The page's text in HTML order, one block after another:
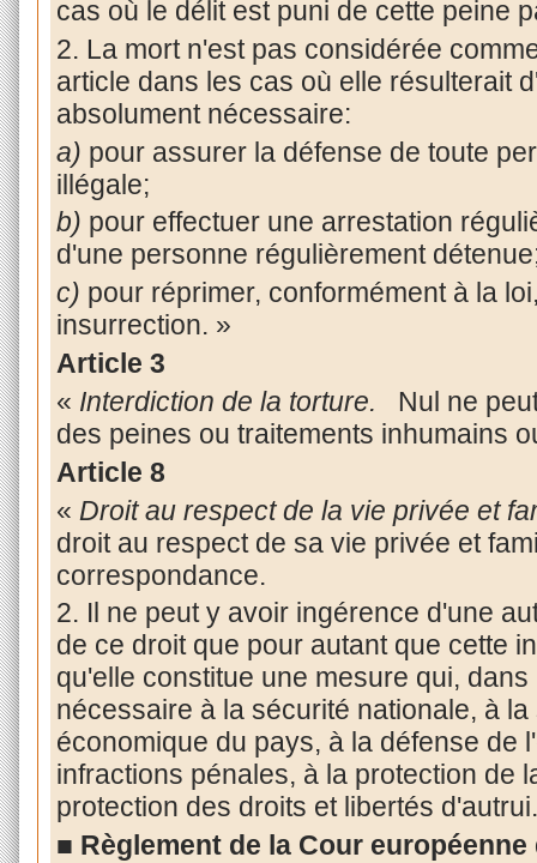
cas où le délit est puni de cette peine
2. La mort n'est pas considérée
article dans les cas où elle résulterait
absolument nécessaire:
a) pour assurer la défense de toute
illégale;
b) pour effectuer une arrestation
d'une personne régulièrement
c) pour réprimer, conformément à la
insurrection. »
Article 3
« Interdiction de la torture.
Nul ne
des peines ou traitements inhumains
Article 8
« Droit au respect de la vie privée et
droit au respect de sa vie privée et
correspondance.
2. Il ne peut y avoir ingérence d'une
de ce droit que pour autant que cette
qu'elle constitue une mesure qui,
nécessaire à la sécurité nationale, à
économique du pays, à la défense de
infractions pénales, à la protection de
protection des droits et libertés
■ Règlement de la Cour européenne